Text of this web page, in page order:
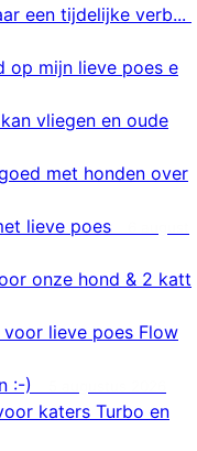
een tijdelijke verb...
op mijn lieve poes e
vliegen en oude
met honden over
lieve poes
onze hond & 2 katt
lieve poes Flow
:-)
katers Turbo en